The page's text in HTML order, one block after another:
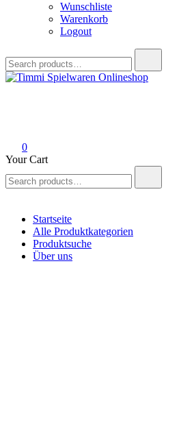
Wunschliste
Warenkorb
Logout
for:
0
Your Cart
for:
Startseite
Alle Produktkategorien
Produktsuche
Über uns